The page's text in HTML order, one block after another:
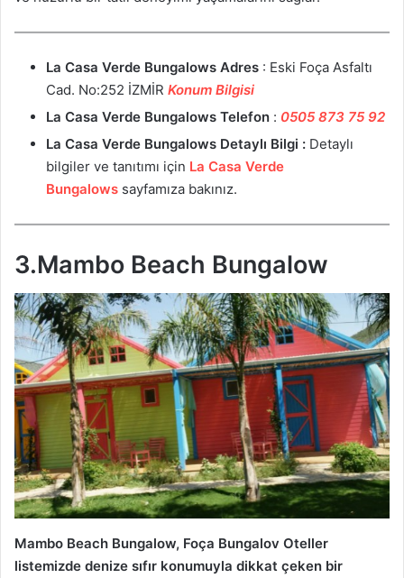
La Casa Verde Bungalows Adres : Eski Foça Asfaltı
Cad. No:252 İZMİR Konum Bilgisi
La Casa Verde Bungalows Telefon : 0505 873 75 92
La Casa Verde Bungalows Detaylı Bilgi : Detaylı
bilgiler ve tanıtımı için La Casa Verde
Bungalows sayfamıza bakınız.
3.Mambo Beach Bungalow
Mambo Beach Bungalow, Foça Bungalov Oteller
listemizde denize sıfır konumuyla dikkat çeken bir